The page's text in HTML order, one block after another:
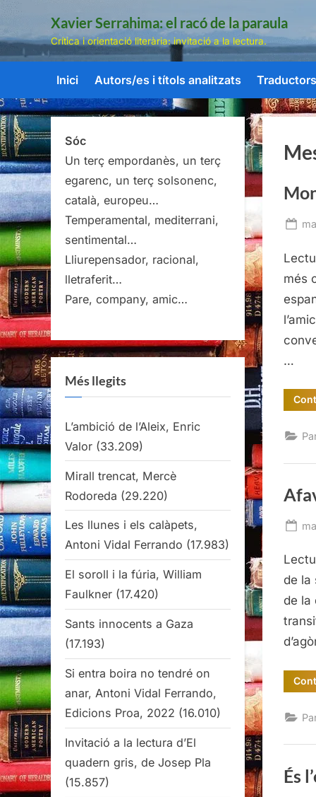
Skip
content
Xavier Serrahima: el racó de la paraula
Crítica i orientació literària: invitació a la lectura.
Inici Autors/es i títols analitzats
més
…
de la
de la
És
Sóc
Un terç empordanès, un terç
egarenc, un terç solsonenc,
català, europeu…
Temperamental, mediterrani,
sentimental…
Lliurepensador, racional,
lletraferit…
Pare, company, amic…
Més llegits
L’ambició de l’Aleix, Enric
Valor (33.209)
Mirall trencat, Mercè
Rodoreda (29.220)
Les llunes i els calàpets,
Antoni Vidal Ferrando (17.983)
El soroll i la fúria, William
Faulkner (17.420)
Sants innocents a Gaza
(17.193)
Si entra boira no tendré on
anar, Antoni Vidal Ferrando,
Edicions Proa, 2022 (16.010)
Invitació a la lectura d’El
quadern gris, de Josep Pla
(15.857)